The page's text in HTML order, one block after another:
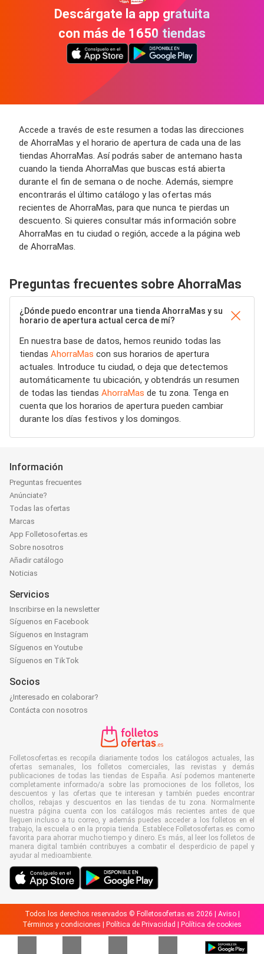
Descárgate la app gratuita
con más de 1650 tiendas
Accede a través de este resumen a todas las direcciones
de AhorraMas y el horario de apertura de cada una de las
tiendas AhorraMas. Así podrás saber de antemano hasta
cuando la tienda AhorraMas que buscas está abierta
durante el fin de semana o de noche. Además, siempre
encontrarás el último catálogo y las ofertas más
recientes de AhorraMas, para que nunca te pierdas un
descuento. Si quieres consultar más información sobre
AhorraMas en tu ciudad o región, accede a la página web
de AhorraMas.
Preguntas frecuentes sobre AhorraMas
¿Dónde puedo encontrar una tienda AhorraMas y su
horario de apertura actual cerca de mí?
En nuestra base de datos, hemos reunido todas las
tiendas AhorraMas con sus horarios de apertura
actuales. Introduce tu ciudad, o deja que detectemos
automáticamente tu ubicación, y obtendrás un resumen
de todas las tiendas AhorraMas de tu zona. Tenga en
cuenta que los horarios de apertura pueden cambiar
durante los días festivos y los domingos.
Información
Preguntas frecuentes
Anúnciate?
Todas las ofertas
Marcas
App Folletosofertas.es
Sobre nosotros
Añadir catálogo
Noticias
Servicios
Inscribirse en la newsletter
Síguenos en Facebook
Síguenos en Instagram
Síguenos en Youtube
Síguenos en TikTok
Socios
¿Interesado en colaborar?
Contácta con nosotros
Folletosofertas.es recopila diariamente todos los catálogos actuales, las
ofertas semanales, los folletos comerciales, las revistas y demás
publicaciones de todas las tiendas de España. Así podemos mantenerte
completamente informado/a sobre las promociones de los folletos, los
descuentos y las ofertas que te interesan y también puedes encontrar
chollos, rebajas y descuentos en las tiendas de tu zona. Normalmente
nuestra página cuenta con los catálogos más recientes antes de que
lleguen incluso a tu correo, y además puedes acceder a los folletos en el
trabajo, la escuela o en la propia tienda. Establece Folletosofertas.es como
favorita para ahorrar mucho tiempo y dinero. Es más, al leer los folletos de
manera digital también contribuyes a combatir el desperdicio de papel y
ayudar al medioambiente.
Todos los derechos reservados © Folletosofertas.es 2026 | Aviso|
Términos y condiciones
Política de Privacidad Política de cookies